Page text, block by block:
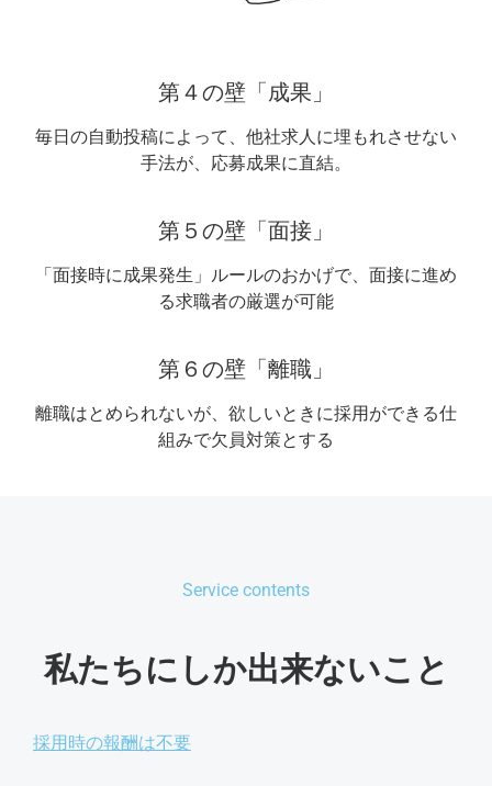
第４の壁「成果」
毎日の自動投稿によって、他社求人に埋もれさせない
手法が、応募成果に直結。
第５の壁「面接」
「面接時に成果発生」ルールのおかげで、面接に進め
る求職者の厳選が可能
第６の壁「離職」
離職はとめられないが、欲しいときに採用ができる仕
組みで欠員対策とする
Service contents
私たちにしか出来ないこと
採用時の報酬は不要